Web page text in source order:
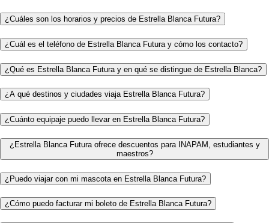
¿Cuáles son los horarios y precios de Estrella Blanca Futura?
¿Cuál es el teléfono de Estrella Blanca Futura y cómo los contacto?
¿Qué es Estrella Blanca Futura y en qué se distingue de Estrella Blanca?
¿A qué destinos y ciudades viaja Estrella Blanca Futura?
¿Cuánto equipaje puedo llevar en Estrella Blanca Futura?
¿Estrella Blanca Futura ofrece descuentos para INAPAM, estudiantes y
maestros?
¿Puedo viajar con mi mascota en Estrella Blanca Futura?
¿Cómo puedo facturar mi boleto de Estrella Blanca Futura?